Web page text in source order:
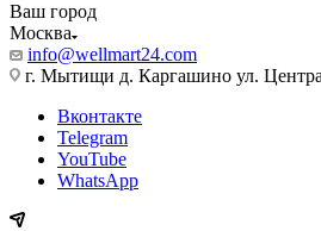
Ваш город
Москва
info@wellmart24.com
г. Мытищи д. Каргашино ул.
Вконтакте
Telegram
YouTube
WhatsApp